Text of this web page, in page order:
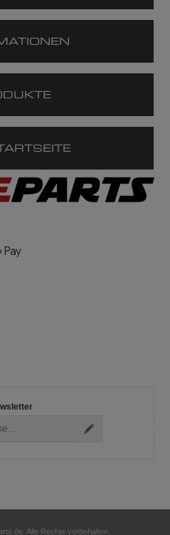
Alle Rechte vorbehalten.